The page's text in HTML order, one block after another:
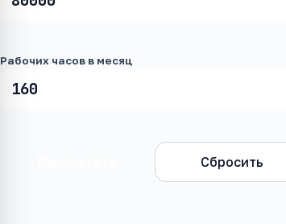
Рабочих часов в месяц
Сбросить